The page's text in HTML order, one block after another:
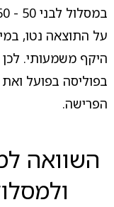
על התוצאה נטו,
היקף משמעותי.
בפוליסה בפועל
הפרישה.
ולמסלול